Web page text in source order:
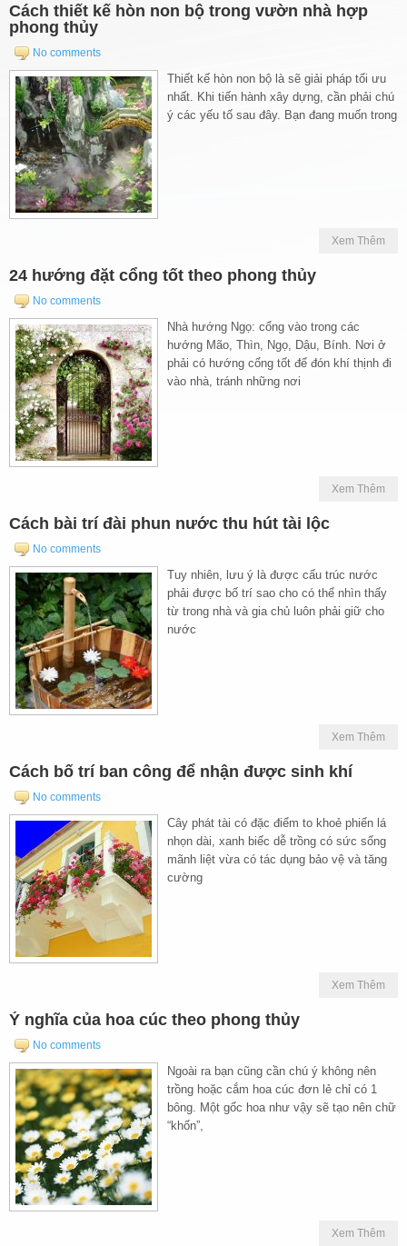
Cách thiết kế hòn non bộ trong vườn nhà hợp
phong thủy
No comments
Thiết kế hòn non bộ là sẽ giải pháp tối ưu
nhất. Khi tiến hành xây dựng, cần phải chú
ý các yếu tố sau đây. Bạn đang muốn trong
Xem Thêm
24 hướng đặt cổng tốt theo phong thủy
No comments
Nhà hướng Ngọ: cổng vào trong các
hướng Mão, Thìn, Ngọ, Dậu, Bính. Nơi ở
phải có hướng cổng tốt để đón khí thịnh đi
vào nhà, tránh những nơi
Xem Thêm
Cách bài trí đài phun nước thu hút tài lộc
No comments
Tuy nhiên, lưu ý là được cấu trúc nước
phải được bố trí sao cho có thể nhìn thấy
từ trong nhà và gia chủ luôn phải giữ cho
nước
Xem Thêm
Cách bố trí ban công để nhận được sinh khí
No comments
Cây phát tài có đặc điểm to khoẻ phiến lá
nhọn dài, xanh biếc dễ trồng có sức sống
mãnh liệt vừa có tác dụng bảo vệ và tăng
cường
Xem Thêm
Ý nghĩa của hoa cúc theo phong thủy
No comments
Ngoài ra bạn cũng cần chú ý không nên
trồng hoặc cắm hoa cúc đơn lẻ chỉ có 1
bông. Một gốc hoa như vậy sẽ tạo nên chữ
“khốn”,
Xem Thêm